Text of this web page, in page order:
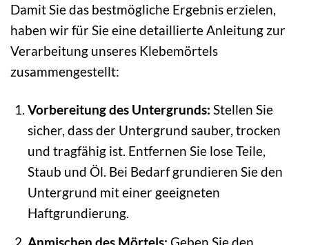
Damit Sie das bestmögliche Ergebnis erzielen,
haben wir für Sie eine detaillierte Anleitung zur
Verarbeitung unseres Klebemörtels
zusammengestellt:
Vorbereitung des Untergrunds: Stellen Sie
sicher, dass der Untergrund sauber, trocken
und tragfähig ist. Entfernen Sie lose Teile,
Staub und Öl. Bei Bedarf grundieren Sie den
Untergrund mit einer geeigneten
Haftgrundierung.
Anmischen des Mörtels: Geben Sie den